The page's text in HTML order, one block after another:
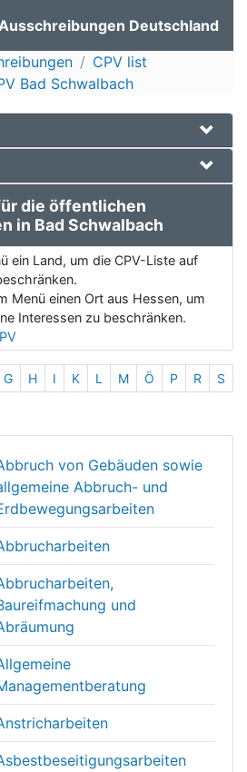
Ausschreibungen Deutschland
CPV list
Bad Schwalbach
die öffentlichen
in Bad Schwalbach
ein Land, um die CPV-Liste auf
Menü einen Ort aus Hessen, um
Interessen zu beschränken.
G H I K L M Ö P R
S
von Gebäuden sowie
Abbruch- und
und